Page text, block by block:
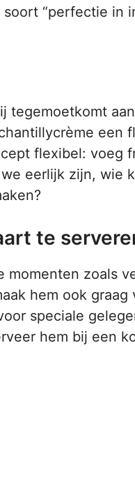
“perfectie in
tegemoetkomt
een
flexibel: voeg
eerlijk zijn, wie
te
zoals
hem ook graag
speciale
hem bij een